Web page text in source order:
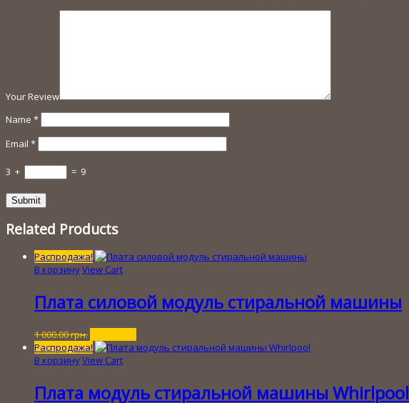
Your Review
Name *
Email *
3 + = 9
Related Products
Распродажа!
В корзинуView Cart
Плата силовой модуль стиральной машины
1 000.00грн.
цена
составляла
цена:
Распродажа!
В корзинуView Cart
Плата модуль стиральной машины Whirlpool